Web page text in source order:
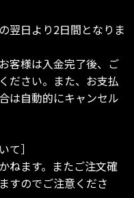
翌日より2日間となりま
客様は入金完了後、ご
ださい。また、お支払
は自動的にキャンセル
て］
ねます。またご注文確
すのでご注意くださ